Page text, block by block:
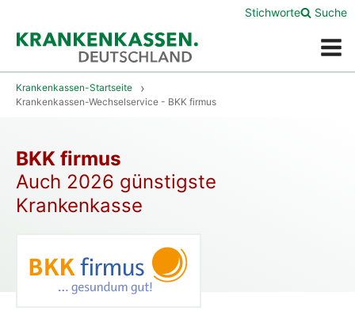
Menü
Stichworte Suche
Krankenkassen-Startseite
Krankenkassen-Wechselservice - BKK firmus
BKK firmus
Auch 2026 günstigste
Krankenkasse